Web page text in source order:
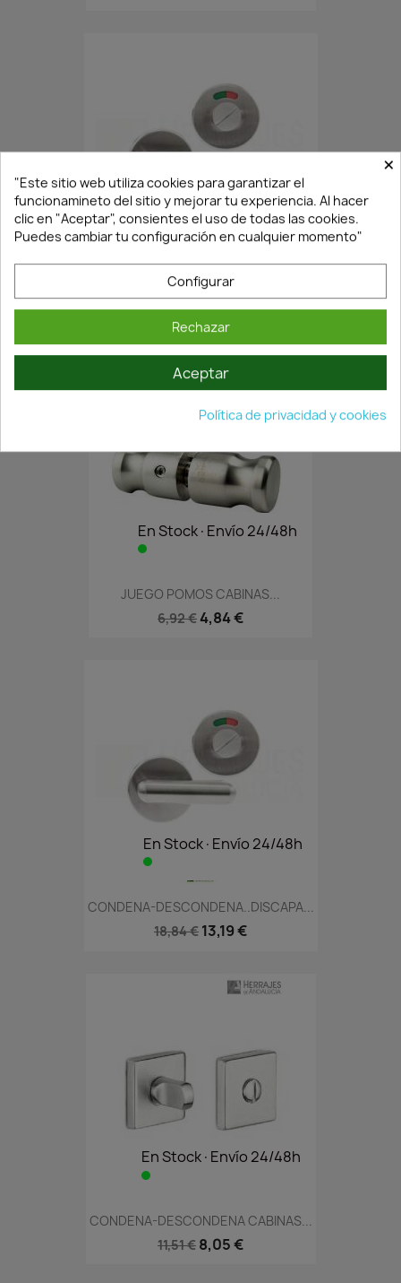
En Stock·Envío 24/48h
CONDENA-DESCONDENA..DISCAPA...
11,18 €7,83 €
En Stock·Envío 24/48h
JUEGO POMOS CABINAS...
6,92 € 4,84 €
En Stock·Envío 24/48h
CONDENA-DESCONDENA..DISCAPA...
18,84 € 13,19 €
En Stock·Envío 24/48h
CONDENA-DESCONDENA CABINAS...
11,51 € 8,05 €
×
"Este sitio web utiliza cookies para garantizar el
funcionamineto del sitio y mejorar tu experiencia. Al hacer
clic en "Aceptar", consientes el uso de todas las cookies.
Puedes cambiar tu configuración en cualquier momento"
Configurar
Rechazar
Aceptar
Política de privacidad y cookies